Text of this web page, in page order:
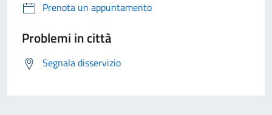
Prenota un appuntamento
Problemi in città
Segnala disservizio